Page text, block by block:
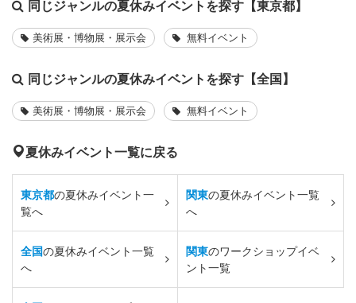
同じジャンルの夏休みイベントを探す【東京都】
美術展・博物展・展示会 無料イベント
同じジャンルの夏休みイベントを探す【全国】
美術展・博物展・展示会 無料イベント
夏休みイベント一覧に戻る
東京都の夏休みイベント一
覧へ
関東の夏休みイベント一覧
へ
全国の夏休みイベント一覧
へ
関東のワークショップイベ
ント一覧